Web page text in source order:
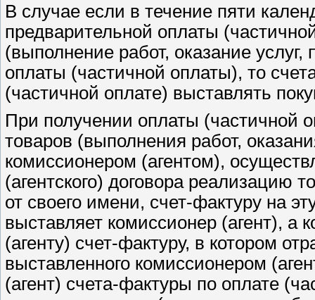
В случае если в течение пяти
предварительной оплаты
(выполнение работ, оказание
оплаты (частичной оплаты), то
(частичной оплате) выставлять
При получении оплаты (частичной
товаров (выполнения работ,
комиссионером (агентом),
(агентского) договора реализацию
от своего имени, счет-фактуру на
выставляет комиссионер (агент), а
(агенту) счет-фактуру, в котором
выставленного комиссионером
(агент) счета-фактуры по оплате